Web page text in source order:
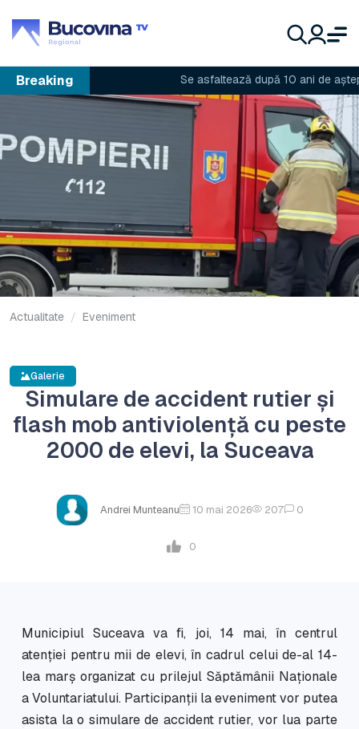
Breaking Se asfaltează după 10 ani de așteptare
Actualitate Eveniment
Galerie
Simulare de accident rutier și
flash mob antiviolență cu peste
2000 de elevi, la Suceava
Andrei Munteanu 10 mai 2026 207 0
0
Municipiul Suceava va fi, joi, 14 mai, în centrul
atenției pentru mii de elevi, în cadrul celui de-al 14-
lea marș organizat cu prilejul Săptămânii Naționale
a Voluntariatului. Participanții la eveniment vor putea
asista la o simulare de accident rutier, vor lua parte